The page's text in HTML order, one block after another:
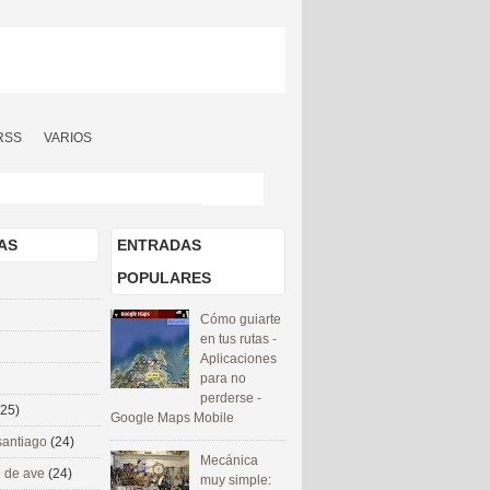
VARIOS
ENTRADAS
POPULARES
Cómo guiarte
en tus rutas -
Aplicaciones
para no
perderse -
Google Maps Mobile
Mecánica
muy simple:
(24)
de ave (24)